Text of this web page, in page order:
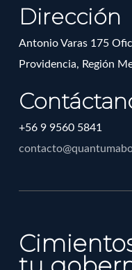
Dirección
Antonio Varas 175
Providencia, Región
+56 9 9560 5841